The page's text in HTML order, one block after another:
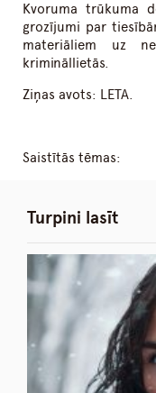
Kvoruma trūkuma
grozījumi par
materiāliem uz
krimināllietās.
Ziņas avots: LETA.
Saistītās tēmas:
Turpini lasīt